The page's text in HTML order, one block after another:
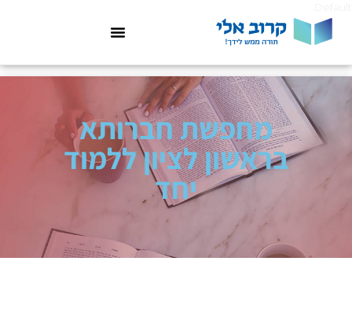
מחפשת חברותא
בראשון לציון ללמוד
יחד